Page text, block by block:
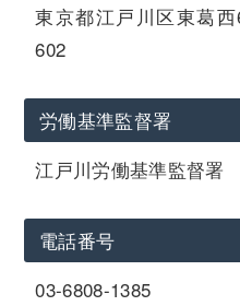
東京都江戸川区東葛
602
労働基準監督署
江戸川労働基準監督署
電話番号
03-6808-1385